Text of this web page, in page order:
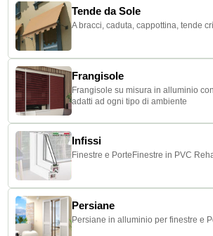
Tende da Sole
A bracci, caduta, cappottina, tende
Frangisole
Frangisole su misura in alluminio
adatti ad ogni tipo di ambiente
Infissi
Finestre e PorteFinestre in PVC
Persiane
Persiane in alluminio per finestre e